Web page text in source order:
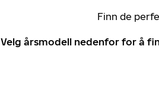
Finn de
Velg årsmodell nedenfor for å